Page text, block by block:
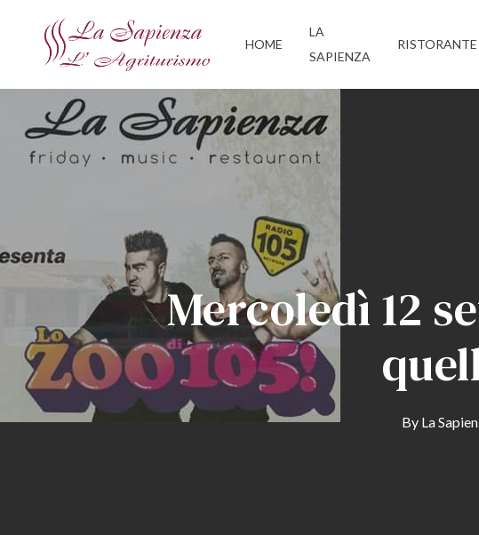
content
Hit enter to search or ESC to close
HOME
LA
SAPIENZA
RISTORANTE
Mercoledì 12
By La